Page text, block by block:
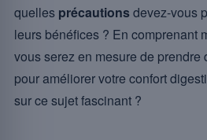
quelles précautionsdevez-vous
leurs bénéfices ? En comprenant
vous serez en mesure de
pour améliorer votre confort
sur ce sujet fascinant ?